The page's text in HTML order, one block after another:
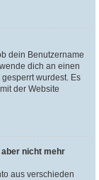
dein Benutzername
dich an einen
wurdest. Es
der Website
nicht mehr
aus verschieden